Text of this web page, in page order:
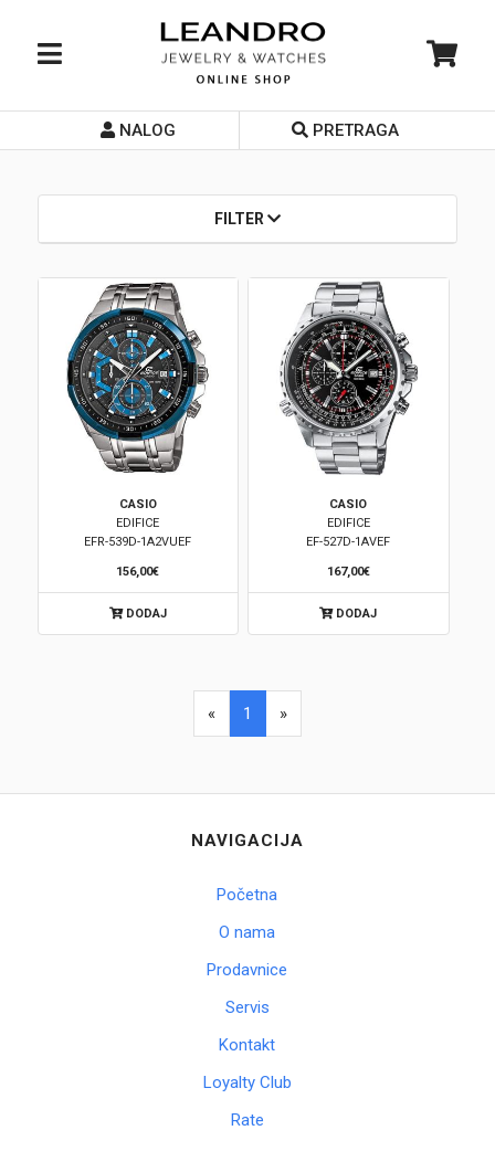
Početna
Prodavnice
Kontakt
Loyalty Club
Brendovi
Swiss🇨🇭
Satovi
Outlet
NALOG PRETRAGA
FILTER
CASIO
EDIFICE
EFR-539D-1A2VUEF
156,00€
DODAJ
CASIO
EDIFICE
EF-527D-1AVEF
167,00€
DODAJ
« 1 »
NAVIGACIJA
Početna
O nama
Prodavnice
Servis
Kontakt
Loyalty Club
Rate